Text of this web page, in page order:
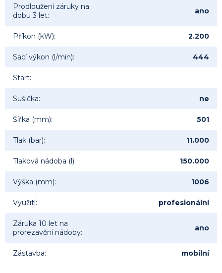
Prodloužení záruky na
dobu 3 let: ano
Příkon (kW): 2.200
Sací výkon (l/min): 444
Start:
Sušička: ne
Šířka (mm): 501
Tlak (bar): 11.000
Tlaková nádoba (l): 150.000
Výška (mm): 1006
Využití: profesionální
Záruka 10 let na
prorezavění nádoby: ano
Zástavba: mobilní